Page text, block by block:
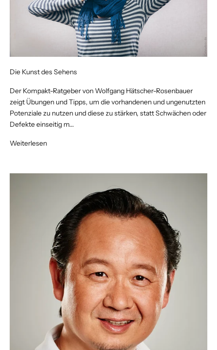
Die Kunst des Sehens
Der Kompakt-Ratgeber von Wolfgang Hätscher-Rosenbauer
zeigt Übungen und Tipps, um die vorhandenen und ungenutzten
Potenziale zu nutzen und diese zu stärken, statt Schwächen oder
Defekte einseitig m...
Weiterlesen